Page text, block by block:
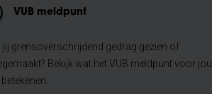
VUB meldpunt
jij grensoverschrijdend gedrag gezien of
Bekijk wat het VUB meldpunt voor jou